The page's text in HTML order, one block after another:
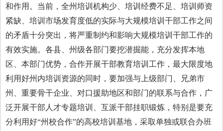
和作用。当前，全州培训机构少、培训经费不足、培训师资
紧缺、培训市场发育度低的实际与大规模培训干部工作之间
的矛盾十分突出，将严重制约和影响大规模培训干部工作的
有效实施。各县、州级各部门要挖潜掘能，充分发挥本地
区、本部门优势，合作开展干部教育培训工作，最大限度地
利用好州内培训资源的同时，要加强与上级部门、兄弟市
州、重要骨干企业、对口援助地区和部门的联系与合作，广
泛开展干部人才专题培训、互派干部挂职锻炼，特别是要充
分利用好“州校合作”的高校培训基地，采取单独或联合办班